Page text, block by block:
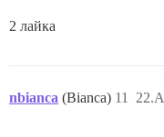
2 лайка
nbianca (Bianca) 11